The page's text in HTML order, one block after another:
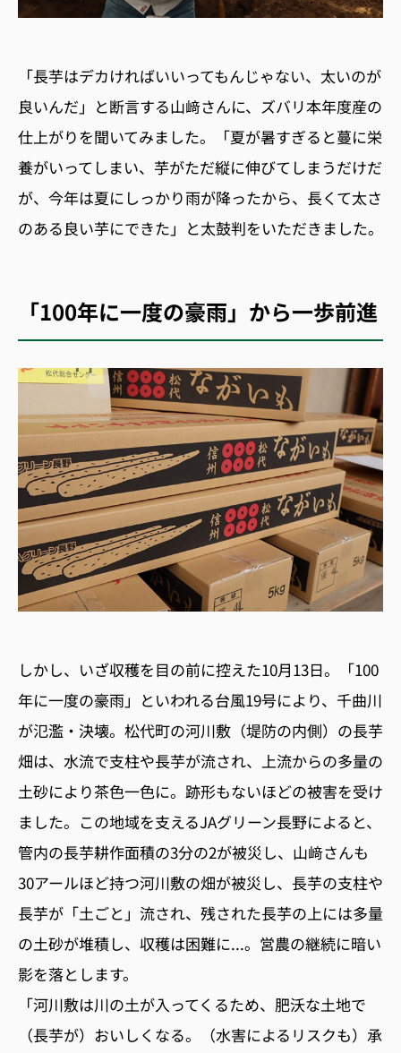
「長芋はデカければいいってもんじゃない、太いのが
良いんだ」と断言する山﨑さんに、ズバリ本年度産の
仕上がりを聞いてみました。「夏が暑すぎると蔓に栄
養がいってしまい、芋がただ縦に伸びてしまうだけだ
が、今年は夏にしっかり雨が降ったから、長くて太さ
のある良い芋にできた」と太鼓判をいただきました。
「100年に一度の豪雨」から一歩前進
しかし、いざ収穫を目の前に控えた10月13日。「100
年に一度の豪雨」といわれる台風19号により、千曲川
が氾濫・決壊。松代町の河川敷（堤防の内側）の長芋
畑は、水流で支柱や長芋が流され、上流からの多量の
土砂により茶色一色に。跡形もないほどの被害を受け
ました。この地域を支えるJAグリーン長野によると、
管内の長芋耕作面積の3分の2が被災し、山﨑さんも
30アールほど持つ河川敷の畑が被災し、長芋の支柱や
長芋が「土ごと」流され、残された長芋の上には多量
の土砂が堆積し、収穫は困難に...。営農の継続に暗い
影を落とします。
「河川敷は川の土が入ってくるため、肥沃な土地で
（長芋が）おいしくなる。（水害によるリスクも）承